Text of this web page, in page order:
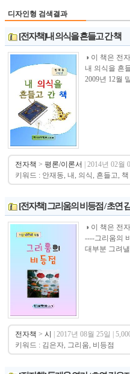
디자인형 검색결과
[전자책]내 의식을 흔들고 간 책
◑ 이 책은 전
내 의식을 흔
2009년 12월
전자책 > 평론/이론서 | 2014년 02월
키워드 : 안재동, 내, 의식, 흔들고, 책
[전자책] 그리움의 비등점 / 초연
◑ 이 책은 전
----그리움의
대부분 그려
전자책 > 시 | 2017년 08월 25일 |
키워드 : 김은자, 그리움, 비등점